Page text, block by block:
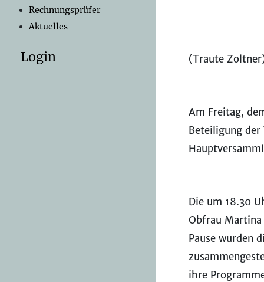
Rechnungsprüfer
Aktuelles
Login (Traute
Am Freitag,
Beteiligung
Die um 18.30
Obfrau
Pause wurden
ihre